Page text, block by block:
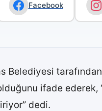
Facebook
Belediyesi
ifade ederek,
dedi.